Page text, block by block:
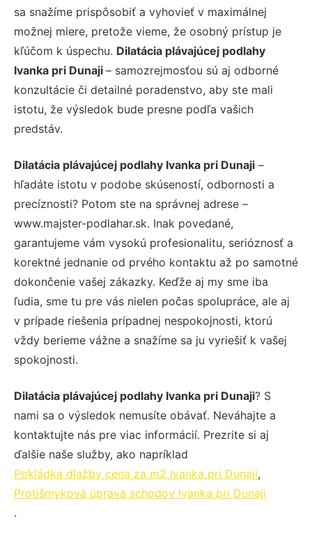
sa snažíme prispôsobiť a vyhovieť v maximálnej
možnej miere, pretože vieme, že osobný prístup je
kľúčom k úspechu. Dilatácia plávajúcej podlahy
Ivanka pri Dunaji – samozrejmosťou sú aj odborné
konzultácie či detailné poradenstvo, aby ste mali
istotu, že výsledok bude presne podľa vašich
predstáv.
Dilatácia plávajúcej podlahy Ivanka pri Dunaji –
hľadáte istotu v podobe skúseností, odbornosti a
precíznosti? Potom ste na správnej adrese –
www.majster-podlahar.sk. Inak povedané,
garantujeme vám vysokú profesionalitu, serióznosť a
korektné jednanie od prvého kontaktu až po samotné
dokončenie vašej zákazky. Keďže aj my sme iba
ľudia, sme tu pre vás nielen počas spolupráce, ale aj
v prípade riešenia prípadnej nespokojnosti, ktorú
vždy berieme vážne a snažíme sa ju vyriešiť k vašej
spokojnosti.
Dilatácia plávajúcej podlahy Ivanka pri Dunaji? S
nami sa o výsledok nemusíte obávať. Neváhajte a
kontaktujte nás pre viac informácií. Prezrite si aj
ďalšie naše služby, ako napríklad
Pokládka dlažby cena za m2 Ivanka pri Dunaji,
Protišmyková úprava schodov Ivanka pri Dunaji
.